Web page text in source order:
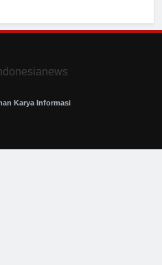
Karya Informasi